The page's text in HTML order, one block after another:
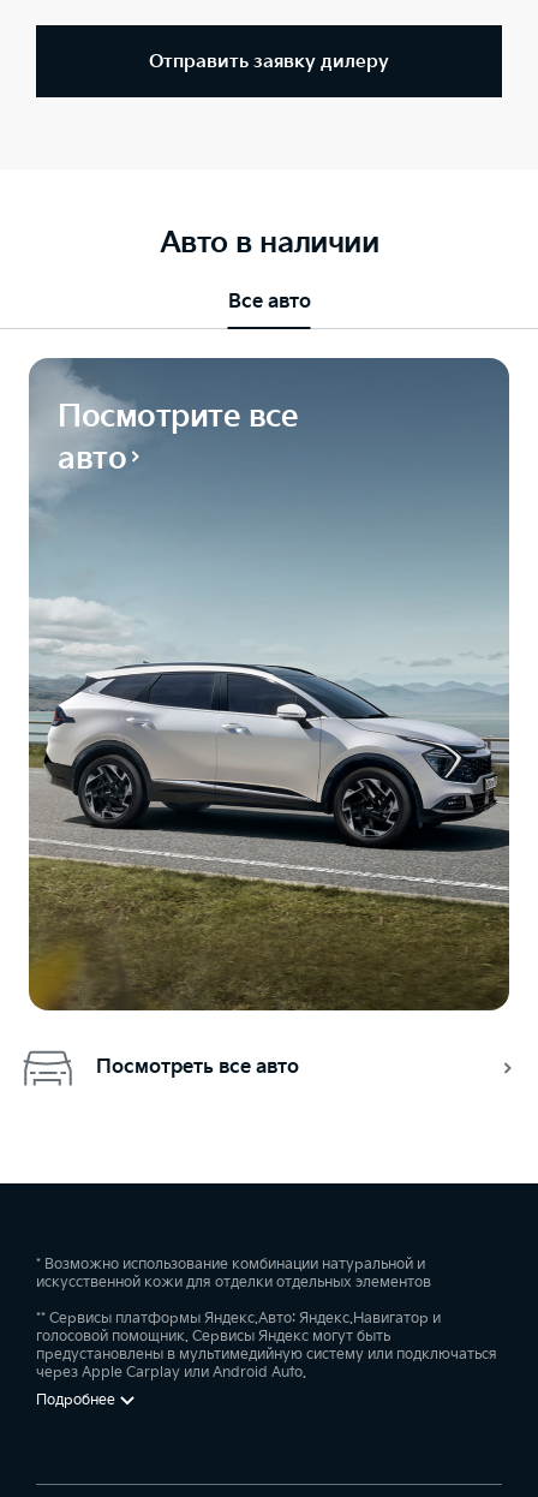
Отправить заявку дилеру
Авто в наличии
Все авто
Посмотрите все
авто
Посмотреть все авто
* Возможно использование комбинации натуральной и
искусственной кожи для отделки отдельных элементов
** Сервисы платформы Яндекс.Авто: Яндекс.Навигатор и
голосовой помощник. Сервисы Яндекс могут быть
предустановлены в мультимедийную систему или подключаться
через Apple Carplay или Android Auto.
Подробнее